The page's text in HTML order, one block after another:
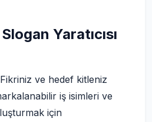
Yaratıcısı
ve hedef kitleniz
iş isimleri ve
için